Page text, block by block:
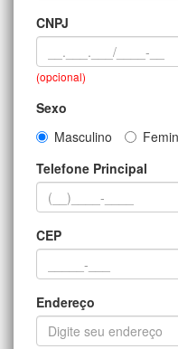
CNPJ
(opcional)
Sexo
Masculino
Telefone Principal
CEP
Endereço